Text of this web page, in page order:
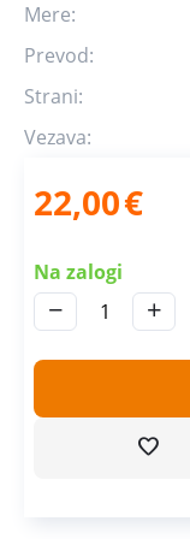
Mere:
Prevod:
Strani:
Vezava:
22,00€
Na zalogi
+
−